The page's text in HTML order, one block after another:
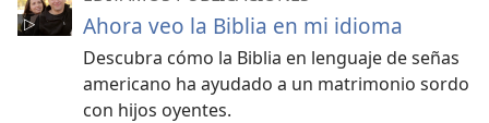
Ahora veo la Biblia en mi idioma
Descubra cómo la Biblia en lenguaje de señas
americano ha ayudado a un matrimonio sordo
con hijos oyentes.